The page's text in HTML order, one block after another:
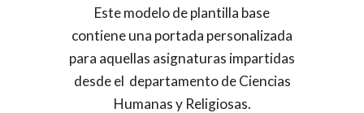
Este modelo de plantilla base
contiene una portada personalizada
para aquellas asignaturas impartidas
desde el departamento de Ciencias
Humanas y Religiosas.